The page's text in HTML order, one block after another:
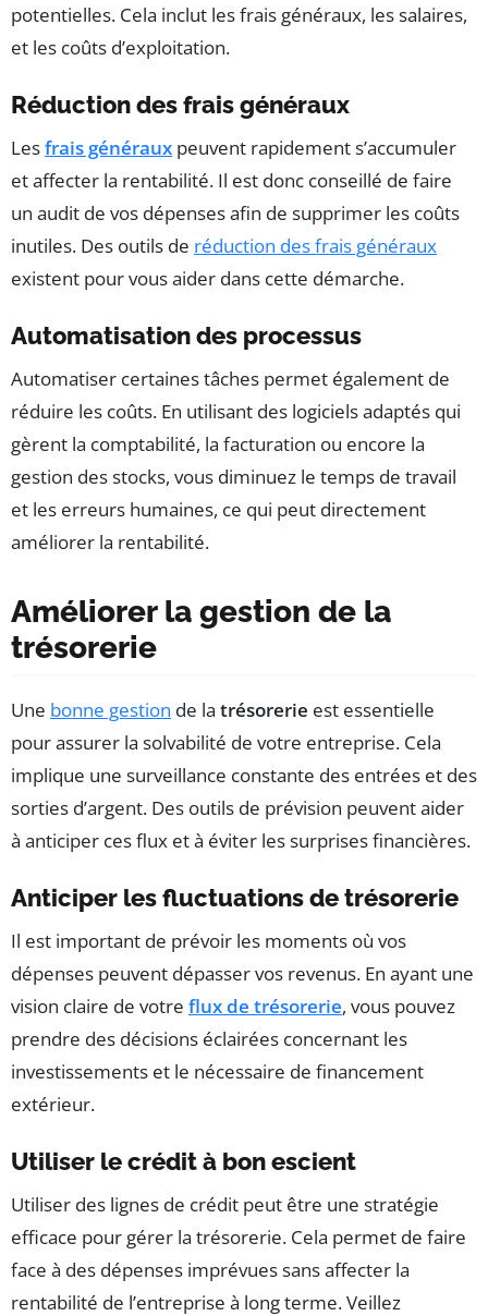
potentielles. Cela inclut les frais généraux, les salaires,
et les coûts d’exploitation.
Réduction des frais généraux
Lesfrais généraux peuvent rapidement s’accumuler
et affecter la rentabilité. Il est donc conseillé de faire
un audit de vos dépenses afin de supprimer les coûts
inutiles. Des outils de réduction des frais généraux
existent pour vous aider dans cette démarche.
Automatisation des processus
Automatiser certaines tâches permet également de
réduire les coûts. En utilisant des logiciels adaptés qui
gèrent la comptabilité, la facturation ou encore la
gestion des stocks, vous diminuez le temps de travail
et les erreurs humaines, ce qui peut directement
améliorer la rentabilité.
Améliorer la gestion de la
trésorerie
Une bonne gestion de la trésorerie est essentielle
pour assurer la solvabilité de votre entreprise. Cela
implique une surveillance constante des entrées et des
sorties d’argent. Des outils de prévision peuvent aider
à anticiper ces flux et à éviter les surprises financières.
Anticiper les fluctuations de trésorerie
Il est important de prévoir les moments où vos
dépenses peuvent dépasser vos revenus. En ayant une
vision claire de votre flux de trésorerie, vous pouvez
prendre des décisions éclairées concernant les
investissements et le nécessaire de financement
extérieur.
Utiliser le crédit à bon escient
Utiliser des lignes de crédit peut être une stratégie
efficace pour gérer la trésorerie. Cela permet de faire
face à des dépenses imprévues sans affecter la
rentabilité de l’entreprise à long terme. Veillez